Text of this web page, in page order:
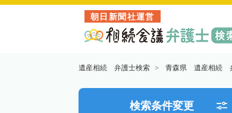
朝日新聞社運営
遺産相続 弁護士検索 青森県 遺産相続
検索条件変更